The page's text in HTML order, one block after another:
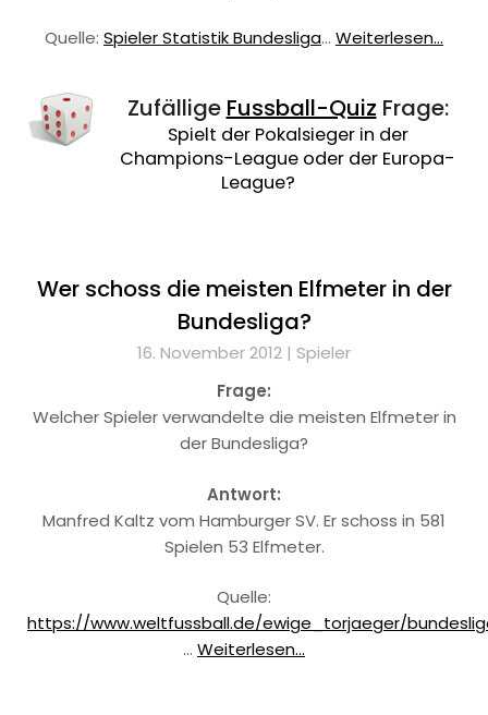
Quelle: Spieler Statistik Bundesliga… Weiterlesen...
Zufällige Fussball-Quiz Frage:
Spielt der Pokalsieger in der
Champions-League oder der Europa-
League?
Wer schoss die meisten Elfmeter in der
Bundesliga?
16. November 2012 | Spieler
Frage:
Welcher Spieler verwandelte die meisten Elfmeter in
der Bundesliga?
Antwort:
Manfred Kaltz vom Hamburger SV. Er schoss in 581
Spielen 53 Elfmeter.
Quelle:
https://www.weltfussball.de/ewige_torjaeger/
… Weiterlesen...